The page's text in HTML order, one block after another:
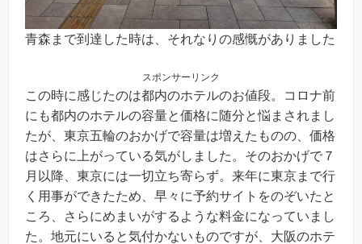
青森まで到達した時は、それなりの感慨がありました
スポンサーリンク
この時に感じたのは都内のホテルのお値段。コロナ前
にも都内のホテルの容量と価格に随分と悩まされまし
たが、東京五輪のおかげで容量は増えたものの、価格
はさらに上がっている気がしました。そのおかげで７
月以降、東京には一切立ち寄らず。来年に東京まで行
く用事ができたため、早々に予約サイトをのぞいたと
ころ、さらにめまいがするような料金になっていまし
た。地元にいると気付かないものですが、大阪のホテ